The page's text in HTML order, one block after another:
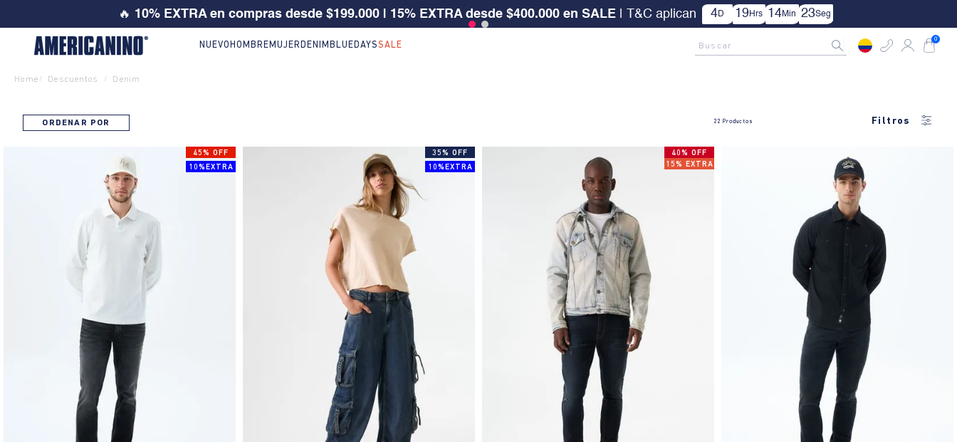
🔥 10% EXTRA en compras desde $199.000 | 15% EXTRA desde $400.000 en SALE | T&C aplican 4D 19Hrs 14Min 22Seg
Rastrea tu pedido aquí
NUEVO HOMBRE MUJER DENIM BLUEDAYSSALE Buscar 0
Home / Descuentos / Denim
ORDENAR POR 22 Productos Filtros
45% OFF
10%EXTRA
35% OFF
10%EXTRA
40% OFF
15% EXTRA